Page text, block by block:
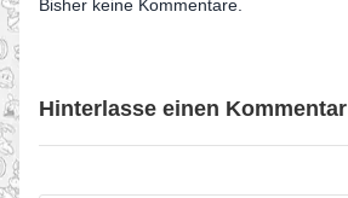
Bisher keine Kommentare.
Hinterlasse einen Kommentar